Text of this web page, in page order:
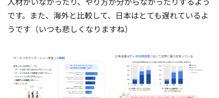
です。また、海外と比較して、日本はとても遅れているよ
うです（いつも悲しくなりますね）